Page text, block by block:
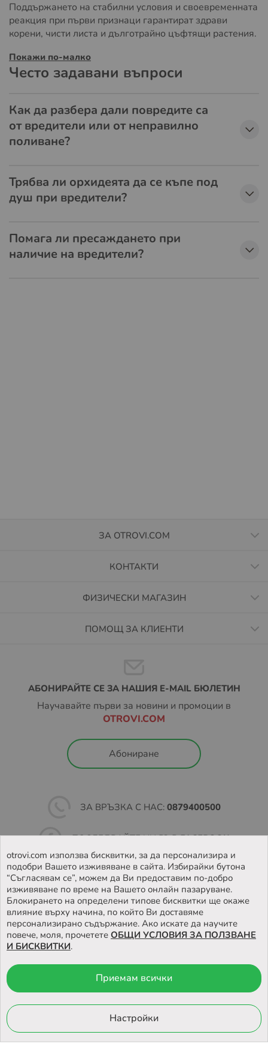
Поддържането на стабилни условия и своевременната
реакция при първи признаци гарантират здрави
корени, чисти листа и дълготрайно цъфтящи растения.
Покажи по-малко
Често задавани въпроси
Как да разбера дали повредите са
от вредители или от неправилно
поливане?
Трябва ли орхидеята да се къпе под
душ при вредители?
Помага ли пресаждането при
наличие на вредители?
ЗА OTROVI.COM
КОНТАКТИ
ФИЗИЧЕСКИ МАГАЗИН
ПОМОЩ ЗА КЛИЕНТИ
АБОНИРАЙТЕ СЕ ЗА НАШИЯ E-MAIL БЮЛЕТИН
Научавайте първи за новини и промоции в
OTROVI.COM
Абониране
ЗА ВРЪЗКА С НАС: 0879400500
ПОСЛЕДВАЙТЕ НИ ВЪВFACEBOOK
НАМЕРЕТЕ НАШИЯТ МАГАЗИН
© 2026 Otrovi.com. Всички права запазени ™ |Карта на сайта
Онлайн магазин
otrovi.com използва бисквитки, за да персонализира и
подобри Вашето изживяване в сайта. Избирайки бутона
“Съгласявам се”, можем да Ви предоставим по-добро
изживяване по време на Вашето онлайн пазаруване.
Блокирането на определени типове бисквитки ще окаже
влияние върху начина, по който Ви доставяме
персонализирано съдържание. Ако искате да научите
повече, моля, прочетете ОБЩИ УСЛОВИЯ ЗА ПОЛЗВАНЕ
И БИСКВИТКИ.
Приемам всички
Настройки